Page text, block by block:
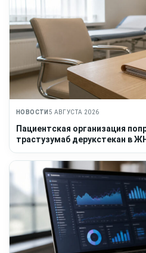
НОВОСТИ 5 АВГУСТА 2026
Пациентская организация
трастузумаб дерукстекан в